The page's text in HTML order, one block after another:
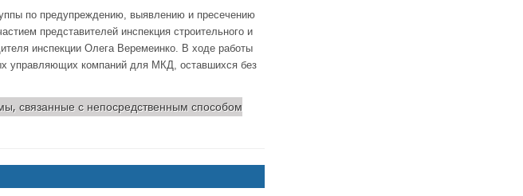
по предупреждению, выявлению и пресечению
представителей инспекция строительного и
инспекции Олега Веремеинко. В ходе работы
управляющих компаний для МКД, оставшихся без
связанные с непосредственным способом